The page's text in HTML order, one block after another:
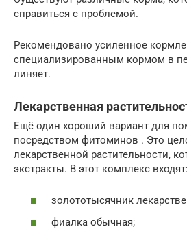
справиться с проблемой.
Рекомендовано усиленное
специализированным кормом в
линяет.
Лекарственная
Ещё один хороший вариант для
посредством фитоминов . Это
лекарственной растительности,
экстракты. В этот комплекс входят:
золототысячник
фиалка обычная;